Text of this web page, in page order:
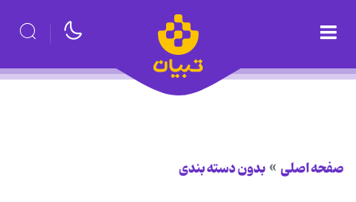
صفحه اصلی بدون دسته بندی